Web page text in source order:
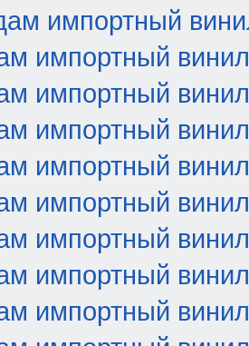
импортный
импортный винил
импортный винил
импортный винил
импортный винил
импортный винил
импортный винил
импортный винил
импортный винил